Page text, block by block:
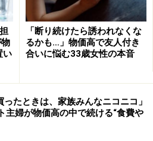
」と教えてくれました。
費や子どもの教育費などに備
やしていきたいと考えていま
入を増やす努力も意識しなが
らせる生活基盤を整えていくこ
回答しました。
い
「断り続けたら誘われなくな
るかも…」物価高で友人付き
合いに悩む33歳女性の本音
ったときは、家族みんなニコニコ」
主婦が物価高の中で続ける“食費や